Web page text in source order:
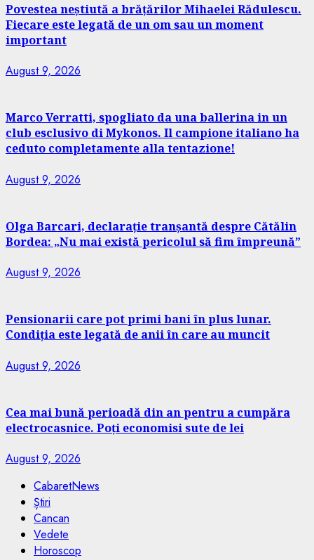
Povestea neștiută a brățărilor Mihaelei Rădulescu.
Fiecare este legată de un om sau un moment
important
August 9, 2026
Marco Verratti, spogliato da una ballerina in un
club esclusivo di Mykonos. Il campione italiano ha
ceduto completamente alla tentazione!
August 9, 2026
Olga Barcari, declarație tranșantă despre Cătălin
Bordea: „Nu mai există pericolul să fim împreună”
August 9, 2026
Pensionarii care pot primi bani în plus lunar.
Condiția este legată de anii în care au muncit
August 9, 2026
Cea mai bună perioadă din an pentru a cumpăra
electrocasnice. Poți economisi sute de lei
August 9, 2026
CabaretNews
Știri
Cancan
Vedete
Horoscop